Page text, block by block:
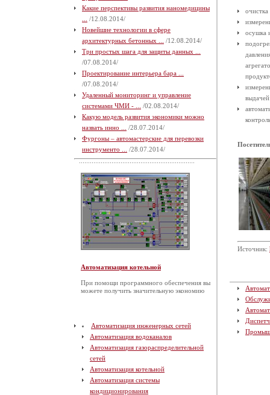
Какие перспективы развития наномедицины
/12.08.2014/
Новейшие технологии в сфере
архитектурных бетонных ...
/12.08.2014/
Три простых шага для защиты данных ...
/07.08.2014/
Проектирование интерьера бара ...
/07.08.2014/
Удаленный мониторинг и управление
системами ЧМИ - ...
/02.08.2014/
Какую модель развития экономики можно
назвать инно ...
/28.07.2014/
Фургоны – автомастерские для перевозки
инструменто ...
/28.07.2014/
Автоматизация котельной
При помощи программного обеспечения вы
можете получить значительную экономию
Автоматизация инженерных сетей
Автоматизация водоканалов
Автоматизация газораспределительной
сетей
Автоматизация котельной
Автоматизация системы
кондиционирования
осушка
Источник: